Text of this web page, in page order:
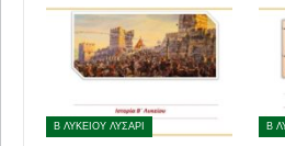
Β ΛΥΚΕΙΟΥ ΛΥΣΑΡΙ Β